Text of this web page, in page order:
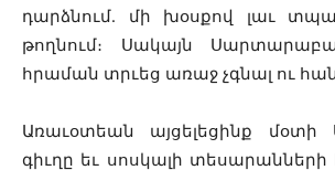
դարձնում․ մի խօսքով լաւ
թողնում։ Սակայն
հրաման տրւեց առաջ չգնալ ու
Առաւօտեան այցելեցինք
գիւղը եւ սոսկալի տեսարանների